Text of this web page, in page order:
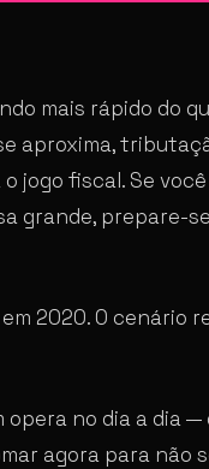
mais rápido do
aproxima,
jogo fiscal. Se
grande, prepare-
2020. O cenário
no dia a dia —
agora para não